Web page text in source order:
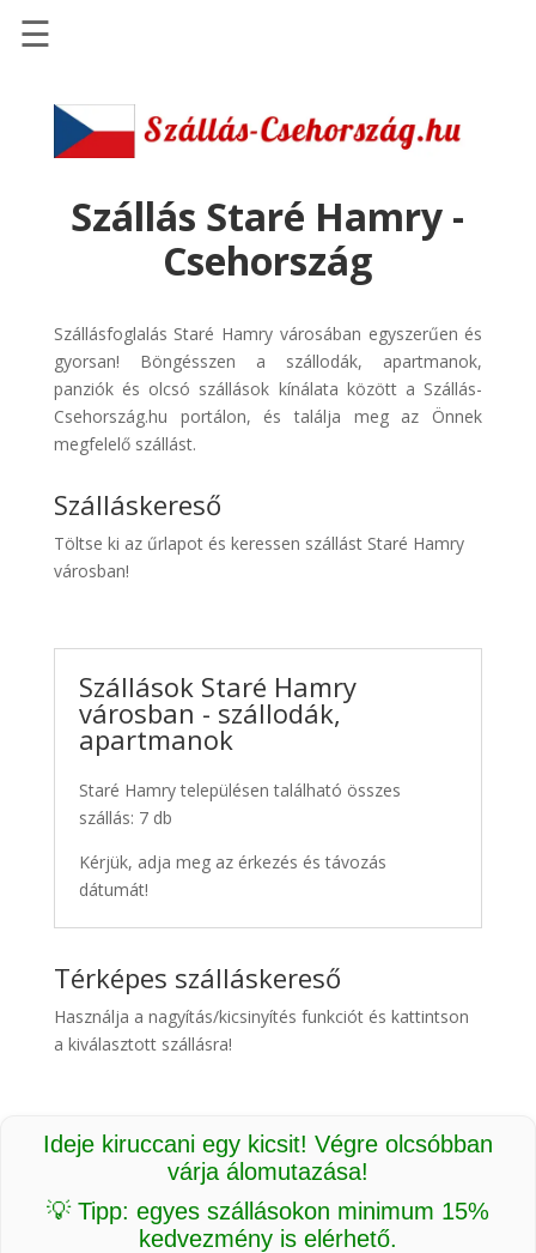
Szállások
Szállásinfo.eu
pénzvisszatérítéssel
Discover
Cars
Transzfer
Kiwi
Taxi
☰
Szállás Staré Hamry -
Csehország
Szállásfoglalás Staré Hamry városában egyszerűen és
gyorsan! Böngésszen a szállodák, apartmanok,
panziók és olcsó szállások kínálata között a Szállás-
Csehország.hu portálon, és találja meg az Önnek
megfelelő szállást.
Szálláskereső
Töltse ki az űrlapot és keressen szállást Staré Hamry
városban!
Szállások Staré Hamry
városban - szállodák,
apartmanok
Staré Hamry településen található összes
szállás: 7 db
Kérjük, adja meg az érkezés és távozás
dátumát!
Térképes szálláskereső
Használja a nagyítás/kicsinyítés funkciót és kattintson
a kiválasztott szállásra!
Ideje kiruccani egy kicsit! Végre olcsóbban
várja álomutazása!
💡 Tipp: egyes szállásokon minimum 15%
kedvezmény is elérhető.